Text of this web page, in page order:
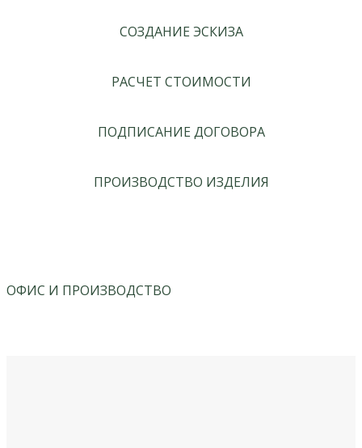
СОЗДАНИЕ ЭСКИЗА
РАСЧЕТ СТОИМОСТИ
ПОДПИСАНИЕ ДОГОВОРА
ПРОИЗВОДСТВО ИЗДЕЛИЯ
ОФИС И ПРОИЗВОДСТВО